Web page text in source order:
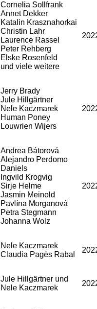
Cornelia Sollfrank
Annet Dekker
Katalin Krasznahorkai
Christin Lahr
Laurence Rassel
Peter Rehberg
Elske Rosenfeld
und viele weitere
Jerry Brady
Jule Hillgärtner
Nele Kaczmarek
Human Poney
Louwrien Wijers
Andrea Bátorová
Alejandro Perdomo
Daniels
Ingvild Krogvig
Sirje Helme
Jasmin Meinold
Pavlína Morganová
Petra Stegmann
Johanna Wolz
Nele Kaczmarek
Claudia Pagès Rabal
Jule Hillgärtner und
Nele Kaczmarek